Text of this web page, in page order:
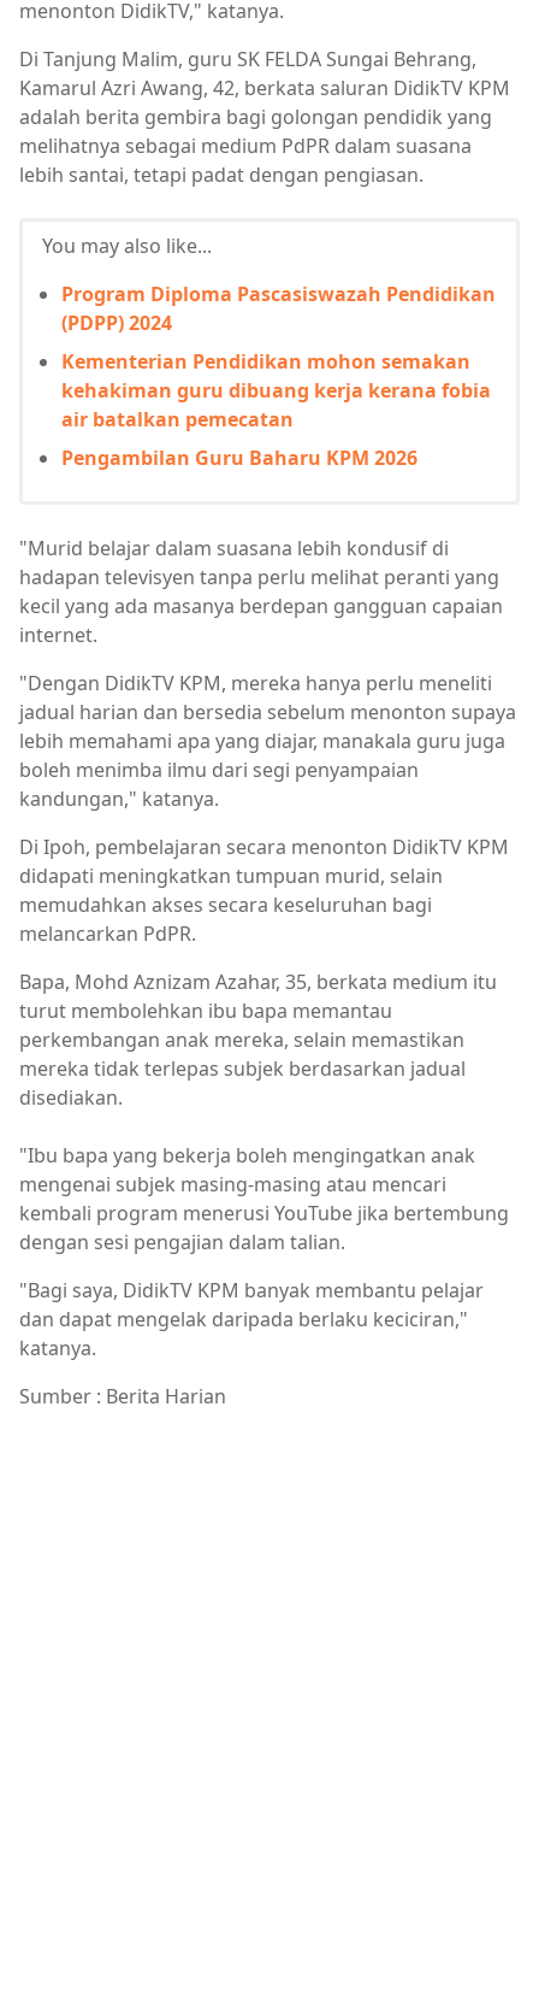
menonton DidikTV," katanya.
Di Tanjung Malim, guru SK FELDA Sungai Behrang,
Kamarul Azri Awang, 42, berkata saluran DidikTV KPM
adalah berita gembira bagi golongan pendidik yang
melihatnya sebagai medium PdPR dalam suasana
lebih santai, tetapi padat dengan pengiasan.
You may also like...
Program Diploma Pascasiswazah Pendidikan
(PDPP) 2024
Kementerian Pendidikan mohon semakan
kehakiman guru dibuang kerja kerana fobia
air batalkan pemecatan
Pengambilan Guru Baharu KPM 2026
"Murid belajar dalam suasana lebih kondusif di
hadapan televisyen tanpa perlu melihat peranti yang
kecil yang ada masanya berdepan gangguan capaian
internet.
"Dengan DidikTV KPM, mereka hanya perlu meneliti
jadual harian dan bersedia sebelum menonton supaya
lebih memahami apa yang diajar, manakala guru juga
boleh menimba ilmu dari segi penyampaian
kandungan," katanya.
Di Ipoh, pembelajaran secara menonton DidikTV KPM
didapati meningkatkan tumpuan murid, selain
memudahkan akses secara keseluruhan bagi
melancarkan PdPR.
Bapa, Mohd Aznizam Azahar, 35, berkata medium itu
turut membolehkan ibu bapa memantau
perkembangan anak mereka, selain memastikan
mereka tidak terlepas subjek berdasarkan jadual
disediakan.
"Ibu bapa yang bekerja boleh mengingatkan anak
mengenai subjek masing-masing atau mencari
kembali program menerusi YouTube jika bertembung
dengan sesi pengajian dalam talian.
"Bagi saya, DidikTV KPM banyak membantu pelajar
dan dapat mengelak daripada berlaku keciciran,"
katanya.
Sumber : Berita Harian